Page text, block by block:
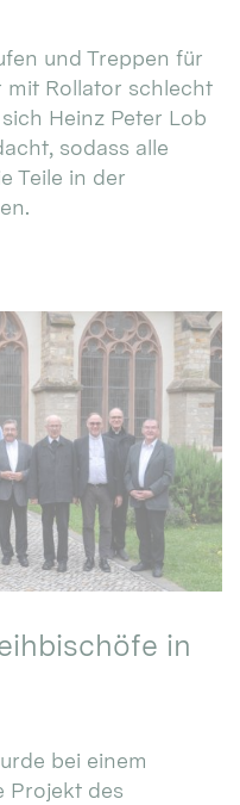
und Treppen für
mit Rollator schlecht
Heinz Peter Lob
sodass alle
Teile in der
in
bei einem
Projekt des